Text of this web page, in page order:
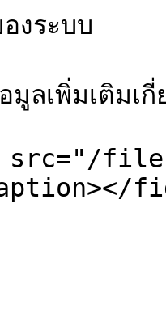
งระบบ
ลเพิ่มเติมเ
files/